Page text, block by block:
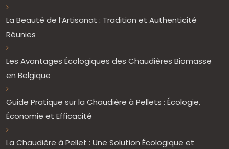
La Beauté de l’Artisanat : Tradition et Authenticité
Réunies
Les Avantages Écologiques des Chaudières Biomasse
en Belgique
Guide Pratique sur la Chaudière à Pellets : Écologie,
Économie et Efficacité
La Chaudière à Pellet : Une Solution Écologique et